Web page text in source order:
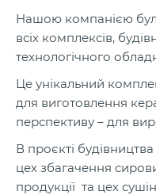
Нашою компанією
всіх комплексів,
технологічного
Це унікальний
для виготовлення
перспективу – для
В проєкті
цех збагачення
продукції та цех